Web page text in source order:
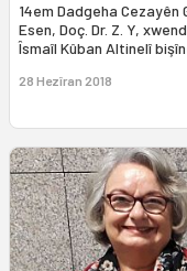
14em Dadgeha
Esen, Doç. Dr. Z. Y,
Îsmaîl Kûban Altinelî
28 Hezîran 2018